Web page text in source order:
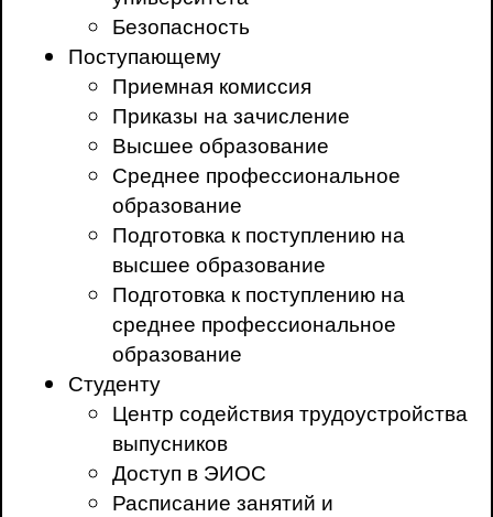
Безопасность
Поступающему
Приемная комиссия
Приказы на зачисление
Высшее образование
Среднее профессиональное
образование
Подготовка к поступлению на
высшее образование
Подготовка к поступлению на
среднее профессиональное
образование
Студенту
Центр содействия трудоустройства
выпусников
Доступ в ЭИОС
Расписание занятий и